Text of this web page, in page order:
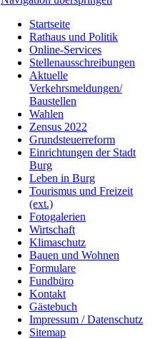
Startseite
Rathaus und Politik
Online-Services
Stellenausschreibungen
Aktuelle
Verkehrsmeldungen/
Baustellen
Wahlen
Zensus 2022
Grundsteuerreform
Einrichtungen der Stadt
Burg
Leben in Burg
Tourismus und Freizeit
(ext.)
Fotogalerien
Wirtschaft
Klimaschutz
Bauen und Wohnen
Formulare
Fundbüro
Kontakt
Gästebuch
Impressum / Datenschutz
Sitemap